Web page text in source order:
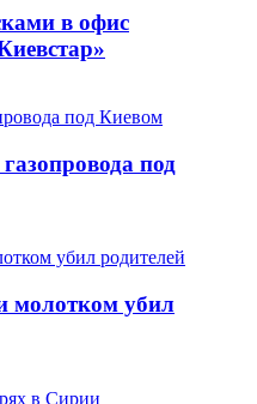
в офис
под
молотком убил